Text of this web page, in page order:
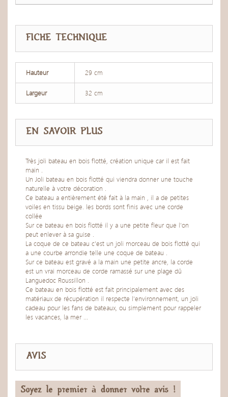
FICHE TECHNIQUE
Hauteur 29 cm
Largeur 32 cm
EN SAVOIR PLUS
Très joli bateau en bois flotté, création unique car il est fait
main .
Un Joli bateau en bois flotté qui viendra donner une touche
naturelle à votre décoration .
Ce bateau a entièrement été fait à la main , il a de petites
voiles en tissu beige. les bords sont finis avec une corde
collée
Sur ce bateau en bois flotté il y a une petite fleur que l'on
peut enlever à sa guise .
La coque de ce bateau c'est un joli morceau de bois flotté qui
a une courbe arrondie telle une coque de bateau .
Sur ce bateau est gravé a la main une petite ancre, la corde
est un vrai morceau de corde ramassé sur une plage dû
Languedoc Roussillon .
Ce bateau en bois flotté est fait principalement avec des
matériaux de récupération il respecte l'environnement, un joli
cadeau pour les fans de bateaux, ou simplement pour rappeler
les vacances, la mer ...
AVIS
Soyez le premier à donner votre avis !